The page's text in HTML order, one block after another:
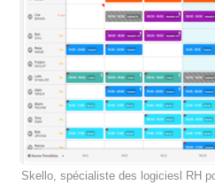
Skello, spécialiste des logiciesl RH